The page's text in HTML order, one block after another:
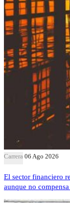
Carrera 06 Ago 2026
El sector financiero
aunque no